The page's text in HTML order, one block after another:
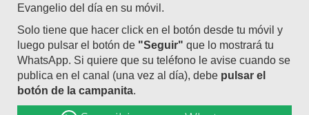
Evangelio del día en su móvil.
Solo tiene que hacer click en el botón desde tu móvil y
luego pulsar el botón de "Seguir" que lo mostrará tu
WhatsApp. Si quiere que su teléfono le avise cuando se
publica en el canal (una vez al día), debe pulsar el
botón de la campanita.